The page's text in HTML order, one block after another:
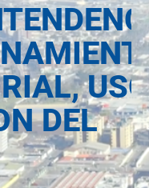
DEL